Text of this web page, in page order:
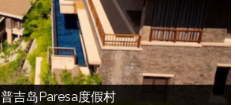
普吉岛Paresa度假村